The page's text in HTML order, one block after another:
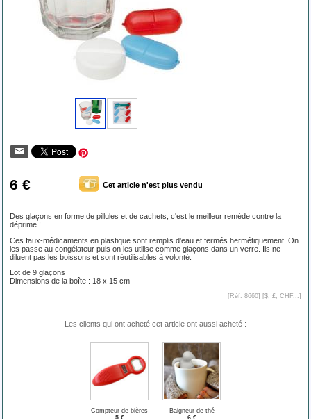
6 € Cet article n'est plus vendu
Des glaçons en forme de pillules et de cachets, c'est le meilleur remède contre la
déprime !
Ces faux-médicaments en plastique sont remplis d'eau et fermés hermétiquement. On
les passe au congélateur puis on les utilise comme glaçons dans un verre. Ils ne
diluent pas les boissons et sont réutilisables à volonté.
Lot de 9 glaçons
Dimensions de la boîte : 18 x 15 cm
[Réf. 8660] [$, £, CHF... ]
Les clients qui ont acheté cet article ont aussi acheté :
Compteur de bières
Baigneur de thé